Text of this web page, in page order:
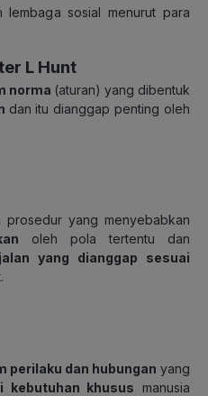
sosial menurut para
L Hunt
norma (aturan) yang dibentuk
dan itu dianggap penting oleh
prosedur yang menyebabkan
oleh pola tertentu dan
jalan yang dianggap sesuai
perilaku dan hubungan yang
kebutuhan khusus manusia